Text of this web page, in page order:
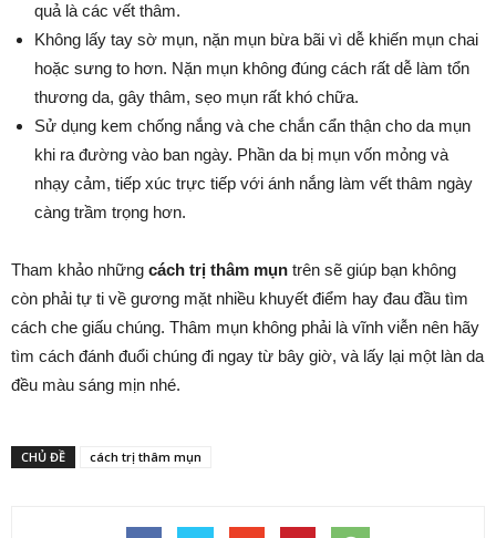
quả là các vết thâm.
Không lấy tay sờ mụn, nặn mụn bừa bãi vì dễ khiến mụn chai
hoặc sưng to hơn. Nặn mụn không đúng cách rất dễ làm tổn
thương da, gây thâm, sẹo mụn rất khó chữa.
Sử dụng kem chống nắng và che chắn cẩn thận cho da mụn
khi ra đường vào ban ngày. Phần da bị mụn vốn mỏng và
nhạy cảm, tiếp xúc trực tiếp với ánh nắng làm vết thâm ngày
càng trầm trọng hơn.
Tham khảo những cách trị thâm mụn trên sẽ giúp bạn không
còn phải tự ti về gương mặt nhiều khuyết điểm hay đau đầu tìm
cách che giấu chúng. Thâm mụn không phải là vĩnh viễn nên hãy
tìm cách đánh đuổi chúng đi ngay từ bây giờ, và lấy lại một làn da
đều màu sáng mịn nhé.
CHỦ ĐỀ cách trị thâm mụn